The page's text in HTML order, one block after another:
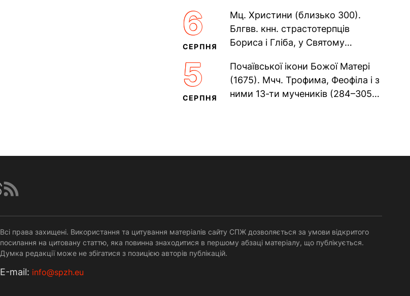
Пам’ять V Вселенського...
6
СЕРПНЯ
Мц. Христини (близько 300).
Блгвв. кнн. страстотерпців
Бориса і Гліба, у Святому
Прп. Полікарпа, архімандрита...
5
СЕРПНЯ
Почаївської ікони Божої Матері
(1675). Мчч. Трофима, Феофіла і з
ними 13-ти мучеників (284–305).
Всі права захищені. Використання та цитування матеріалів сайту СПЖ дозволяється за умови відкритого
посилання на цитовану статтю, яка повинна знаходитися в першому абзаці матеріалу, що публікується.
Думка редакції може не збігатися з позицією авторів публікацій.
Е-mail: info@spzh.eu